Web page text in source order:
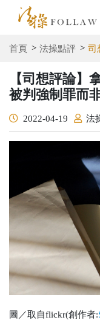
首頁 法操點評 司
【司想評論】
被判強制罪而
2022-04-19 法
圖／取自flickr(創作者: